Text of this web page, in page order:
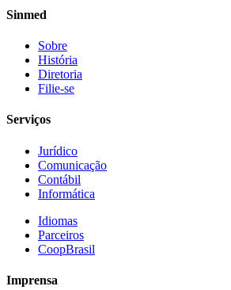
Sinmed
Sobre
História
Diretoria
Filie-se
Serviços
Jurídico
Comunicação
Contábil
Informática
Idiomas
Parceiros
CoopBrasil
Imprensa